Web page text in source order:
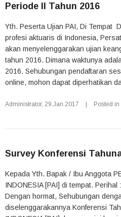
Periode II Tahun 2016
Yth. Peserta Ujian PAI, Di Tempat
profesi aktuaris di Indonesia,
akan menyelenggarakan ujian
tahun 2016. Dimana waktunya
2016. Sehubungan pendaftaran
online, mohon dapat diperhatikan
Administrator, 29.Jan.2017 Posted in
Survey Konferensi
Kepada Yth. Bapak / Ibu Anggota
INDONESIA [PAI] di tempat.
Dengan hormat, Sehubungan
diselenggarakannya Konferensi